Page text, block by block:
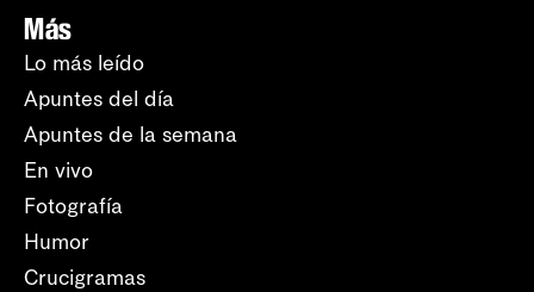
Más
Lo más leído
Apuntes del día
Apuntes de la semana
En vivo
Fotografía
Humor
Crucigramas